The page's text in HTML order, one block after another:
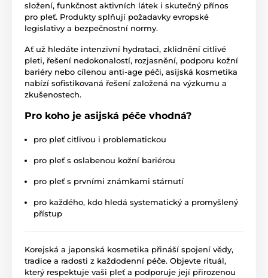
složení, funkčnost aktivních látek i skutečný přínos
pro pleť. Produkty splňují požadavky evropské
legislativy a bezpečnostní normy.
Ať už hledáte intenzivní hydrataci, zklidnění citlivé
pleti, řešení nedokonalostí, rozjasnění, podporu kožní
bariéry nebo cílenou anti-age péči, asijská kosmetika
nabízí sofistikovaná řešení založená na výzkumu a
zkušenostech.
Pro koho je asijská péče vhodná?
pro pleť citlivou i problematickou
pro pleť s oslabenou kožní bariérou
pro pleť s prvními známkami stárnutí
pro každého, kdo hledá systematický a promyšlený
přístup
Korejská a japonská kosmetika přináší spojení vědy,
tradice a radosti z každodenní péče. Objevte rituál,
který respektuje vaši pleť a podporuje její přirozenou